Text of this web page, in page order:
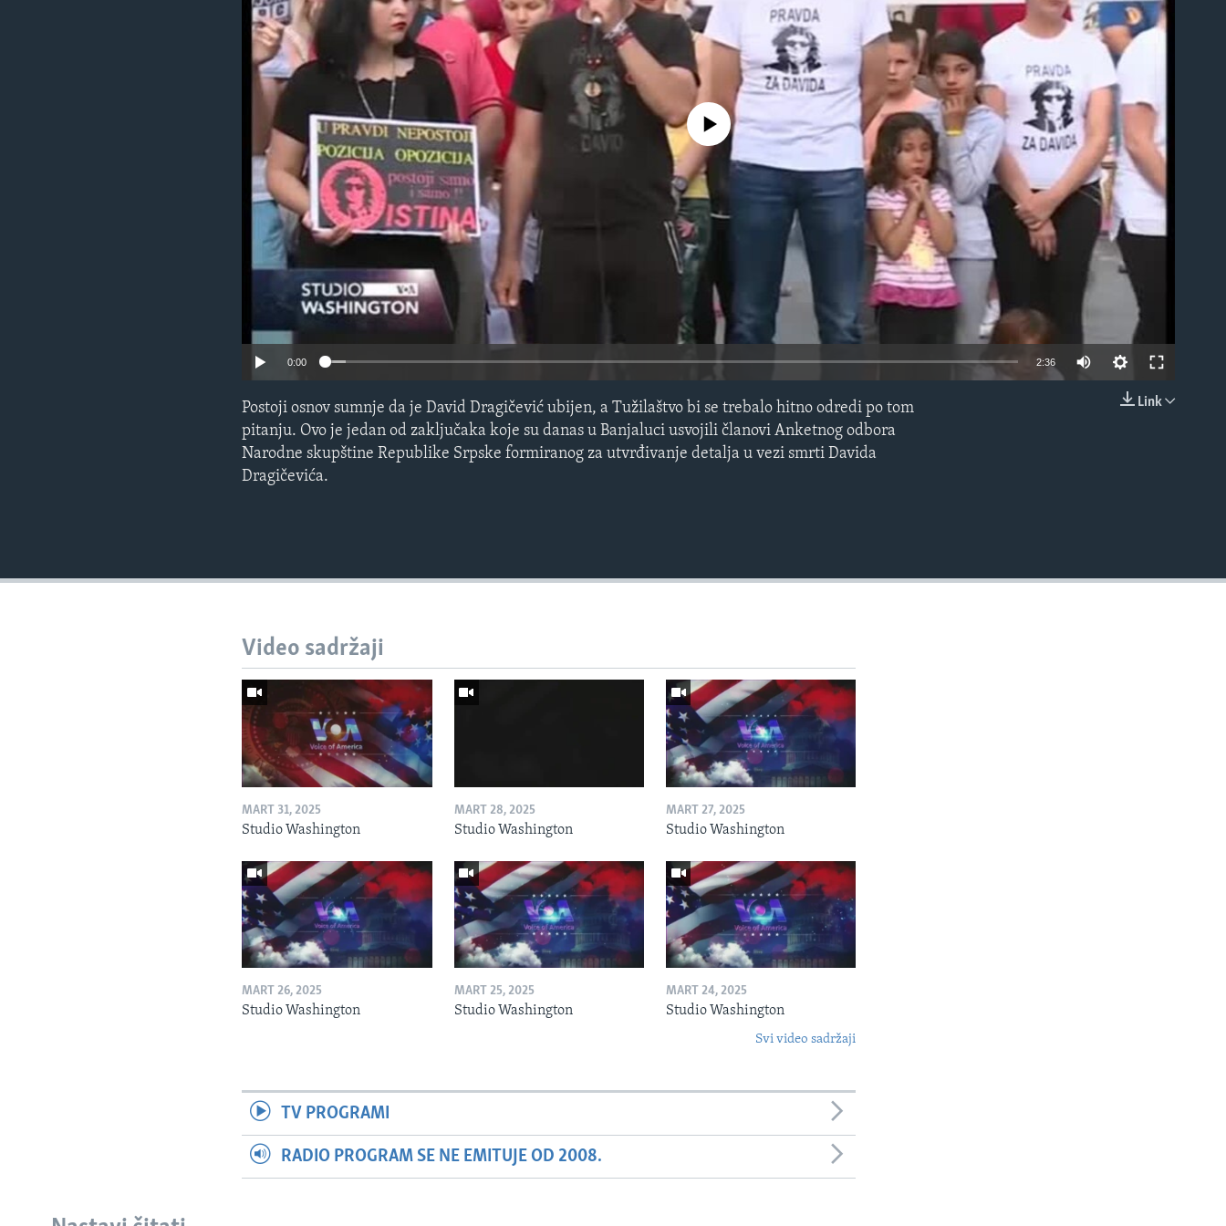
No media source currently available
0:00 2:36
Link
Postoji osnov sumnje da je David Dragičević ubijen, a Tužilaštvo bi se trebalo hitno odredi po tom
pitanju. Ovo je jedan od zaključaka koje su danas u Banjaluci usvojili članovi Anketnog odbora
Narodne skupštine Republike Srpske formiranog za utvrđivanje detalja u vezi smrti Davida
Dragičevića.
Video sadržaji
MART 31, 2025
Studio Washington
MART 28, 2025
Studio Washington
MART 27, 2025
Studio Washington
MART 26, 2025
Studio Washington
MART 25, 2025
Studio Washington
MART 24, 2025
Studio Washington
Svi video sadržaji
TV PROGRAMI
RADIO PROGRAM SE NE EMITUJE OD 2008.